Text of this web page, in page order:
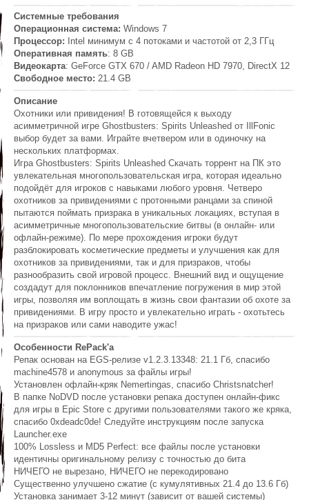
Системные требования
Операционная система: Windows 7
Процессор: Intel минимум с 4 потоками и частотой от 2,3 ГГц
Оперативная память: 8 GB
Видеокарта: GeForce GTX 670 / AMD Radeon HD 7970, DirectX 12
Свободное место: 21.4 GB
Описание
Охотники или привидения! В готовящейся к выходу
асимметричной игре Ghostbusters: Spirits Unleashed от IllFonic
выбор будет за вами. Играйте вчетвером или в одиночку на
нескольких платформах.
Игра Ghostbusters: Spirits Unleashed Скачать торрент на ПК это
увлекательная многопользовательская игра, которая идеально
подойдёт для игроков с навыками любого уровня. Четверо
охотников за привидениями с протонными ранцами за спиной
пытаются поймать призрака в уникальных локациях, вступая в
асимметричные многопользовательские битвы (в онлайн- или
офлайн-режиме). По мере прохождения игроки будут
разблокировать косметические предметы и улучшения как для
охотников за привидениями, так и для призраков, чтобы
разнообразить свой игровой процесс. Внешний вид и ощущение
создадут для поклонников впечатление погружения в мир этой
игры, позволяя им воплощать в жизнь свои фантазии об охоте за
привидениями. В игру просто и увлекательно играть - охотьтесь
на призраков или сами наводите ужас!
Особенности RePack'а
Репак основан на EGS-релизе v1.2.3.13348: 21.1 Гб, спасибо
machine4578 и anonymous за файлы игры!
Установлен офлайн-кряк Nemertingas, спасибо Christsnatcher!
В папке NoDVD после установки репака доступен онлайн-фикс
для игры в Epic Store с другими пользователями такого же кряка,
спасибо 0xdeadc0de! Следуйте инструкциям после запуска
Launcher.exe
100% Lossless и MD5 Perfect: все файлы после установки
идентичны оригинальному релизу с точностью до бита
НИЧЕГО не вырезано, НИЧЕГО не перекодировано
Существенно улучшено сжатие (с кумулятивных 21.4 до 13.6 Гб)
Установка занимает 3-12 минут (зависит от вашей системы)